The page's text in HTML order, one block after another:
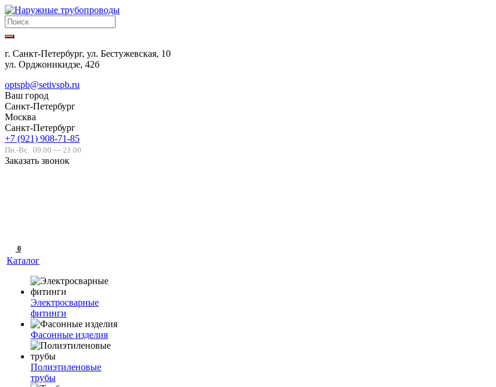
г. Санкт-Петербург, ул. Бестужевская, 10
ул. Орджоникидзе, 42б
optspb@setivspb.ru
Ваш город
Санкт-Петербург
Москва
Санкт-Петербург
+7 (921) 908-71-85
Пн.-Вс. 09.00 — 21.00
Заказать звонок
0
Каталог
Электросварные
фитинги
Фасонные изделия
Полиэтиленовые
трубы